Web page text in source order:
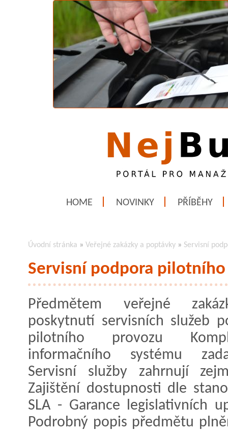
HOME NOVINKY PŘÍBĚHY
Úvodní stránka » Veřejné zakázky a poptávky » Servisní
Servisní podpora pilotního
Předmětem veřejné
poskytnutí servisních služeb
pilotního provozu
informačního systému
Servisní služby zahrnují
Zajištění dostupnosti dle
SLA - Garance legislativních
Podrobný popis předmětu